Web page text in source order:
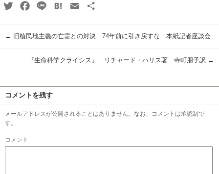
TwitterFacebook
Line HatenaEmail
← 旧植民地主義の亡霊との対決 74年前に引き戻すな 本紙記者座談会
『生命科学クライシス』 リチャード・ハリス著 寺町朋子訳 →
コメントを残す
メールアドレスが公開されることはありません。なお、コメントは承認制で
す。
コメント